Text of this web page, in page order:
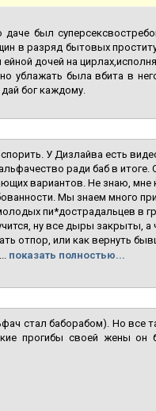
был
в разряд бытовых
дочей на
ублажать была вбита в
бог каждому.
У Дизлайва есть
ради баб в
вариантов. Не знаю, мне
Мы знаем много
пи*дострадальцев в
ну все дыры закрыты, а
отпор, или как вернуть
показать полностью...
стал баборабом). Но все
прогибы своей жены он